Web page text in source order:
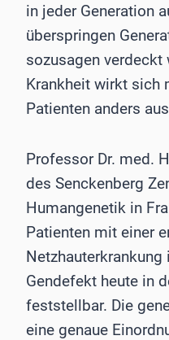
in jeder Generation
überspringen
sozusagen verdeckt
Krankheit wirkt sich
Patienten anders
Professor Dr. med.
des Senckenberg
Humangenetik in
Patienten mit einer
Gendefekt heute in
feststellbar. Die
eine genaue